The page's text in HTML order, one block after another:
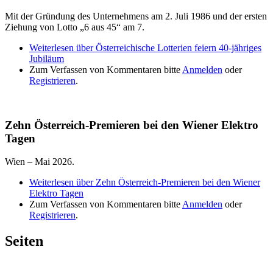
Mit der Gründung des Unternehmens am 2. Juli 1986 und der ersten
Ziehung von Lotto „6 aus 45“ am 7.
Weiterlesen über Österreichische Lotterien feiern 40-jähriges
Jubiläum
Zum Verfassen von Kommentaren bitte Anmelden oder
Registrieren.
Zehn Österreich-Premieren bei den Wiener Elektro
Tagen
Wien – Mai 2026.
Weiterlesen über Zehn Österreich-Premieren bei den Wiener
Elektro Tagen
Zum Verfassen von Kommentaren bitte Anmelden oder
Registrieren.
Seiten